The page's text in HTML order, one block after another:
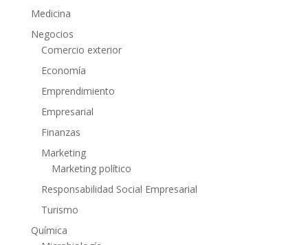
Medicina
Negocios
Comercio exterior
Economía
Emprendimiento
Empresarial
Finanzas
Marketing
Marketing político
Responsabilidad Social Empresarial
Turismo
Química